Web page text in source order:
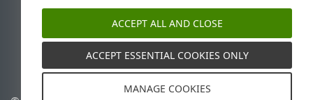
ESET 지식 베이스
ESET Status Portal
국가별 지원
ACCEPT ALL AND CLOSE
ACCEPT ESSENTIAL COOKIES ONLY
MANAGE COOKIES